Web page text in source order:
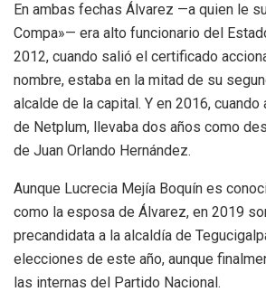
En ambas fechas Álvarez —a quien le
Compa»— era alto funcionario del
2012, cuando salió el certificado
nombre, estaba en la mitad de su
alcalde de la capital. Y en 2016, cuando
de Netplum, llevaba dos años como
de Juan Orlando Hernández.
Aunque Lucrecia Mejía Boquín es
como la esposa de Álvarez, en 2019
precandidata a la alcaldía de
elecciones de este año, aunque
las internas del Partido Nacional.